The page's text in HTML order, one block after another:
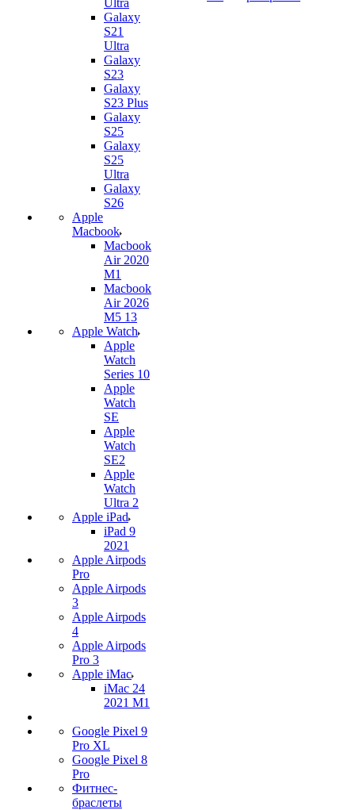
Ultra
Galaxy
S21
Ultra
Galaxy
S23
Galaxy
S23 Plus
Galaxy
S25
Galaxy
S25
Ultra
Galaxy
S26
Apple
Macbook
Macbook
Air 2020
M1
Macbook
Air 2026
M5 13
Apple Watch
Apple
Watch
Series 10
Apple
Watch
SE
Apple
Watch
SE2
Apple
Watch
Ultra 2
Apple iPad
iPad 9
2021
Apple Airpods
Pro
Apple Airpods
3
Apple Airpods
4
Apple Airpods
Pro 3
Apple iMac
iMac 24
2021 M1
Google Pixel 9
Pro XL
Google Pixel 8
Pro
Фитнес-
браслеты